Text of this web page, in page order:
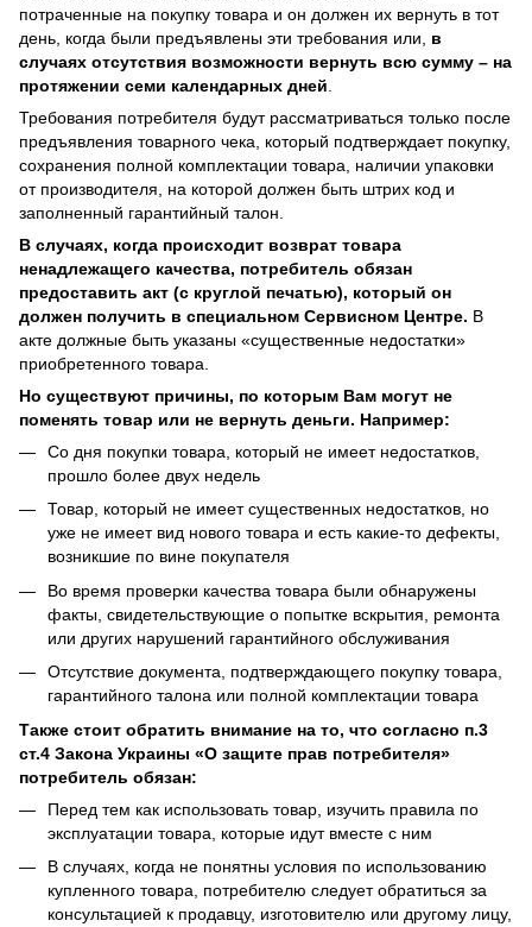
потраченные на покупку товара и он должен их вернуть в тот
день, когда были предъявлены эти требования или, в
случаях отсутствия возможности вернуть всю сумму – на
протяжении семи календарных дней
Требования потребителя будут рассматриваться только после
предъявления товарного чека, который подтверждает покупку,
сохранения полной комплектации товара, наличии упаковки
от производителя, на которой должен быть штрих код и
заполненный гарантийный талон.
В случаях, когда происходит возврат товара
ненадлежащего качества, потребитель обязан
предоставить акт (с круглой печатью), который он
должен получить в специальном Сервисном Центре. В
акте должные быть указаны «существенные недостатки»
приобретенного товара.
Но существуют причины, по которым Вам могут не
поменять товар или не вернуть деньги. Например:
Со дня покупки товара, который не имеет недостатков,
прошло более двух недель
Товар, который не имеет существенных недостатков, но
уже не имеет вид нового товара и есть какие-то дефекты,
возникшие по вине покупателя
Во время проверки качества товара были обнаружены
факты, свидетельствующие о попытке вскрытия, ремонта
или других нарушений гарантийного обслуживания
Отсутствие документа, подтверждающего покупку товара,
гарантийного талона или полной комплектации товара
Также стоит обратить внимание на то, что согласно п.3
ст.4 Закона Украины «О защите прав потребителя»
потребитель обязан:
Перед тем как использовать товар, изучить правила по
эксплуатации товара, которые идут вместе с ним
В случаях, когда не понятны условия по использованию
купленного товара, потребителю следует обратиться за
консультацией к продавцу, изготовителю или другому лицу,